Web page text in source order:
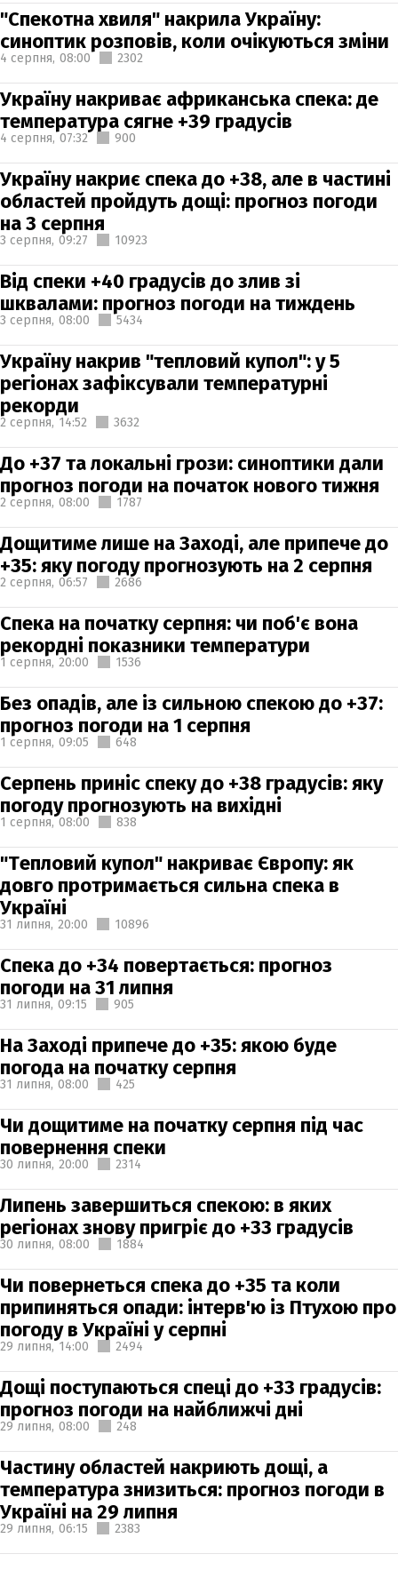
"Спекотна хвиля" накрила Україну:
синоптик розповів, коли очікуються зміни
4 серпня, 08:00 2302
Україну накриває африканська спека: де
температура сягне +39 градусів
4 серпня, 07:32 900
Україну накриє спека до +38, але в частині
областей пройдуть дощі: прогноз погоди
на 3 серпня
3 серпня, 09:27 10923
Від спеки +40 градусів до злив зі
шквалами: прогноз погоди на тиждень
3 серпня, 08:00 5434
Україну накрив "тепловий купол": у 5
регіонах зафіксували температурні
рекорди
2 серпня, 14:52 3632
До +37 та локальні грози: синоптики дали
прогноз погоди на початок нового тижня
2 серпня, 08:00 1787
Дощитиме лише на Заході, але припече до
+35: яку погоду прогнозують на 2 серпня
2 серпня, 06:57 2686
Спека на початку серпня: чи поб'є вона
рекордні показники температури
1 серпня, 20:00 1536
Без опадів, але із сильною спекою до +37:
прогноз погоди на 1 серпня
1 серпня, 09:05 648
Серпень приніс спеку до +38 градусів: яку
погоду прогнозують на вихідні
1 серпня, 08:00 838
"Тепловий купол" накриває Європу: як
довго протримається сильна спека в
Україні
31 липня, 20:00 10896
Спека до +34 повертається: прогноз
погоди на 31 липня
31 липня, 09:15 905
На Заході припече до +35: якою буде
погода на початку серпня
31 липня, 08:00 425
Чи дощитиме на початку серпня під час
повернення спеки
30 липня, 20:00 2314
Липень завершиться спекою: в яких
регіонах знову пригріє до +33 градусів
30 липня, 08:00 1884
Чи повернеться спека до +35 та коли
припиняться опади: інтерв'ю із Птухою про
погоду в Україні у серпні
29 липня, 14:00 2494
Дощі поступаються спеці до +33 градусів:
прогноз погоди на найближчі дні
29 липня, 08:00 248
Частину областей накриють дощі, а
температура знизиться: прогноз погоди в
Україні на 29 липня
29 липня, 06:15 2383